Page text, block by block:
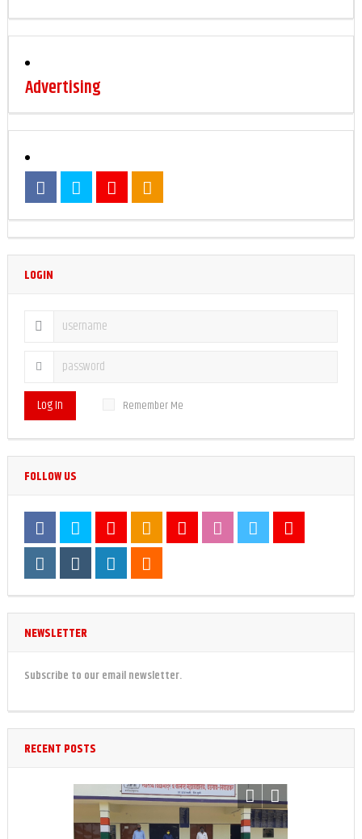
Advertising
LOGIN
Log In Remember Me
FOLLOW US
NEWSLETTER
Subscribe to our email newsletter.
RECENT POSTS